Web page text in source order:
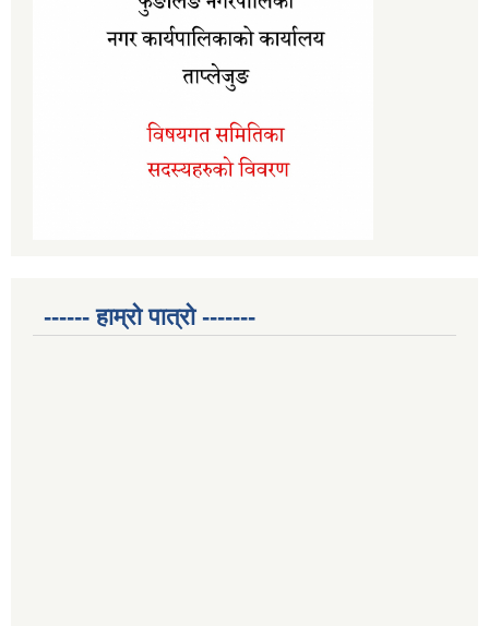
------ हाम्रो पात्रो -------